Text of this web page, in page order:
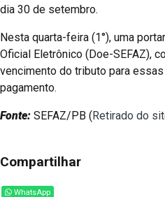
dia 30 de setembro.
Nesta quarta-feira (1°), uma
Oficial Eletrônico (Doe-SEFAZ),
vencimento do tributo para
pagamento.
Fonte: SEFAZ/PB (Retirado do
Compartilhar
WhatsApp